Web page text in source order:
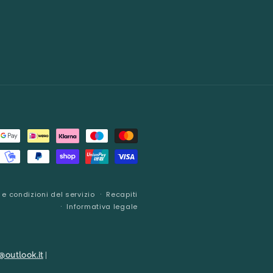
e condizioni del servizio
Recapiti
Informativa legale
|